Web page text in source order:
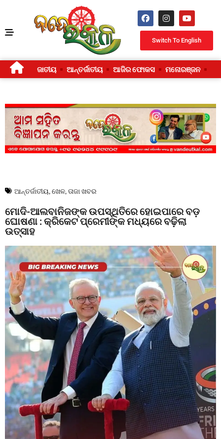
Switch To English
ଜାତୀୟ ଆନ୍ତର୍ଜାତୀୟ ଆଜିର ଫୋକସ ମନୋରଞ୍ଜନ
ଆନ୍ତର୍ଜାତୀୟ,ଖେଳ,ତାଜା ଖବର
ମୋଦି-ଆଲବାନିଜଙ୍କ ଉପସ୍ଥିତିରେ ହୋଇପାରେ ବଡ଼
ଘୋଷଣା : କ୍ରିକେଟ ପ୍ରେମୀଙ୍କ ମଧ୍ୟରେ ବଢ଼ିଲା
ଉତ୍ସାହ